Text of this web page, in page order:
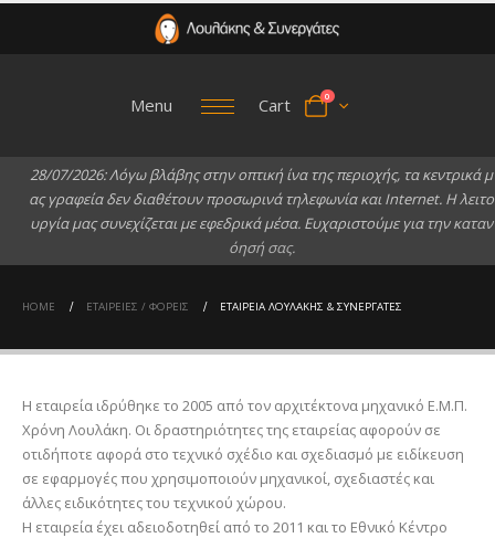
Menu Cart 0
28/07/2026:Λόγω βλάβης στην οπτική ίνα της περιοχής, τα κεντρικά μ
ας γραφεία δεν διαθέτουν προσωρινά τηλεφωνία και Internet. Ηλειτο
υργία μας συνεχίζεται με εφεδρικά μέσα. Ευχαριστούμε για την καταν
όησή σας.
HOME ΕΤΑΙΡΕΊΕΣ / ΦΟΡΕΊΣ ΕΤΑΙΡΕΊΑ ΛΟΥΛΆΚΗΣ & ΣΥΝΕΡΓΆΤΕΣ
Η εταιρεία ιδρύθηκε το 2005 από τον αρχιτέκτονα μηχανικό Ε.Μ.Π.
Χρόνη Λουλάκη. Οι δραστηριότητες της εταιρείας αφορούν σε
οτιδήποτε αφορά στο τεχνικό σχέδιο και σχεδιασμό με ειδίκευση
σε εφαρμογές που χρησιμοποιούν μηχανικοί, σχεδιαστές και
άλλες ειδικότητες του τεχνικού χώρου.
Η εταιρεία έχει αδειοδοτηθεί από το 2011 και το Εθνικό Κέντρο